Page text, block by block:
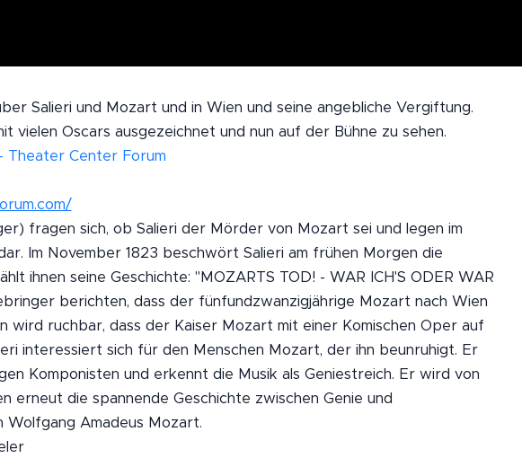
Salieri und Mozart und in Wien und seine angebliche Vergiftung.
vielen Oscars ausgezeichnet und nun auf der Bühne zu sehen.
Theater Center Forum
fragen sich, ob Salieri der Mörder von Mozart sei und legen im
Im November 1823 beschwört Salieri am frühen Morgen die
ihnen seine Geschichte: "MOZARTS TOD! - WAR ICH'S ODER WAR
berichten, dass der fünfundzwanzigjährige Mozart nach Wien
wird ruchbar, dass der Kaiser Mozart mit einer Komischen Oper auf
interessiert sich für den Menschen Mozart, der ihn beunruhigt. Er
Komponisten und erkennt die Musik als Geniestreich. Er wird von
erneut die spannende Geschichte zwischen Genie und
Wolfgang Amadeus Mozart.